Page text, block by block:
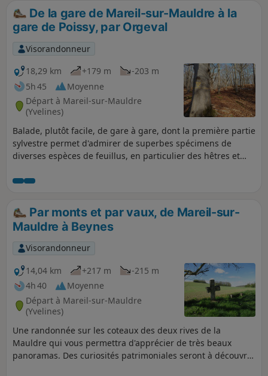
l'Orme au Sud.
De la gare de Mareil-sur-Mauldre à la
gare de Poissy, par Orgeval
Visorandonneur
18,29 km
+179 m
-203 m
5h 45
Moyenne
Départ à Mareil-sur-Mauldre
(Yvelines)
Balade, plutôt facile, de gare à gare, dont la première partie
sylvestre permet d'admirer de superbes spécimens de
diverses espèces de feuillus, en particulier des hêtres et
aussi à proximité du centre de télécommunications des
types.La seconde partie, plus variée, inclut la découverte du
site aménagé de l'abbaye ruinée d'Abbecourt et les centres
des villages d'Orgeval et de Villennes-sur-Seine et de leurs
églises. La balade se termine par une agréable randonnée
en bords de Seine.
Par monts et par vaux, de Mareil-sur-
Mauldre à Beynes
Visorandonneur
14,04 km
+217 m
-215 m
4h 40
Moyenne
Départ à Mareil-sur-Mauldre
(Yvelines)
Une randonnée sur les coteaux des deux rives de la
Mauldre qui vous permettra d'apprécier de très beaux
panoramas. Des curiosités patrimoniales seront à découvrir